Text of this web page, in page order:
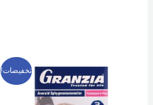
تخفيضات!
السعر
الأصلي
هو:
1,000 EGP.
السعر
الحالي
هو:
899 EGP.